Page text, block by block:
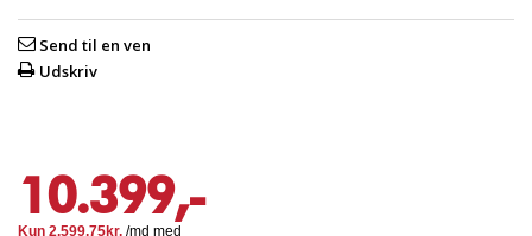
Send til en ven
Udskriv
10.399,-